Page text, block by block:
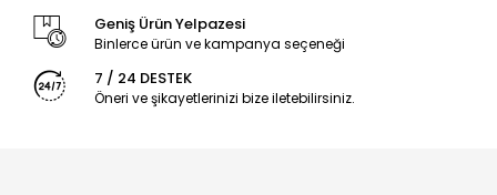
Geniş Ürün Yelpazesi
Binlerce ürün ve kampanya seçeneği
7 / 24 DESTEK
Öneri ve şikayetlerinizi bize iletebilirsiniz.